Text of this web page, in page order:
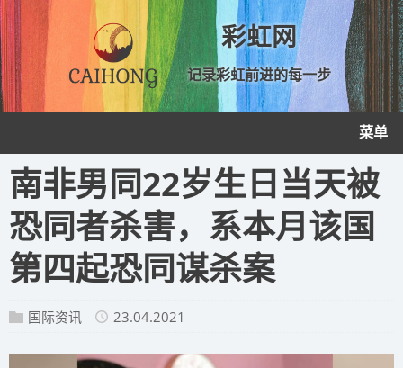
彩虹网
记录彩虹前进的每一步
菜单
南非男同22岁生日当天被
恐同者杀害，系本月该国
第四起恐同谋杀案
国际资讯 23.04.2021